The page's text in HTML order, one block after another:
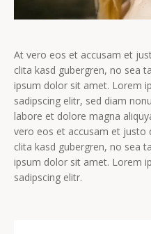
At vero eos et accusam et
clita kasd gubergren, no sea
ipsum dolor sit amet. Lorem
sadipscing elitr, sed diam
labore et dolore magna
vero eos et accusam et justo
clita kasd gubergren, no sea
ipsum dolor sit amet. Lorem
sadipscing elitr.